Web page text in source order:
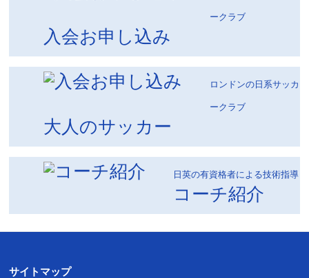
ークラブ
入会お申し込み
ロンドンの日系サッカ
ークラブ
大人のサッカー
日英の有資格者による技術指導
コーチ紹介
サイトマップ